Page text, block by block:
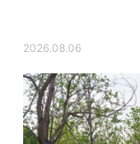
2026.08.06